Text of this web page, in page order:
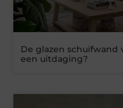
De glazen
een uitdaging?